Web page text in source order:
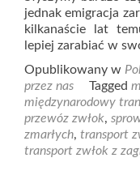
jednak emigracja
kilkanaście lat
lepiej zarabiać w
Opublikowany w
przez nas
Tagged
międzynarodowy
przewóz zwłok,
zmarłych, transport
transport zwłok z